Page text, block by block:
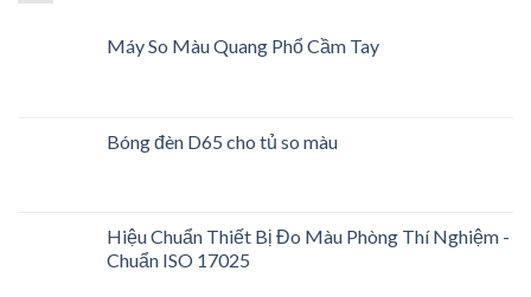
Máy So Màu Quang Phổ Cầm Tay
Bóng đèn D65 cho tủ so màu
Hiệu Chuẩn Thiết Bị Đo Màu Phòng Thí Nghiệm -
Chuẩn ISO 17025